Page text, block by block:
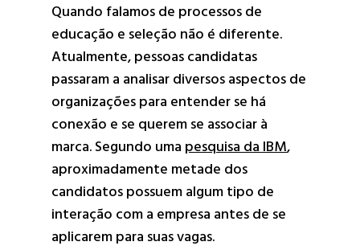
Quando falamos de processos de
educação e seleção não é diferente.
Atualmente, pessoas candidatas
passaram a analisar diversos aspectos de
organizações para entender se há
conexão e se querem se associar à
marca. Segundo uma pesquisa da IBM,
aproximadamente metade dos
candidatos possuem algum tipo de
interação com a empresa antes de se
aplicarem para suas vagas.